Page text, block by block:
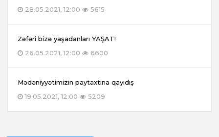
28.05.2021, 12:00
5615
Zəfəri bizə yaşadanları YAŞAT!
26.05.2021, 12:00
6600
Mədəniyyətimizin paytaxtına qayıdış
19.05.2021, 12:00
5209